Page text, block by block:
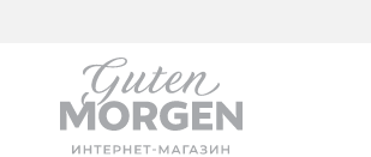
8 800 100 34 50
Звонок по России бесплатный